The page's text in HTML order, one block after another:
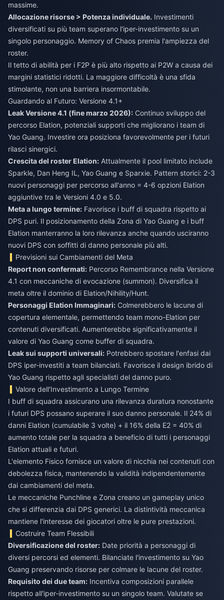
massime.
Allocazione risorse > Potenza individuale. Investimenti
diversificati su più team superano l'iper-investimento su un
singolo personaggio. Memory of Chaos premia l'ampiezza del
roster.
Il tetto di abilità per i F2P è più alto rispetto ai P2W a causa dei
margini statistici ridotti. La maggiore difficoltà è una sfida
stimolante, non una barriera insormontabile.
Guardando al Futuro: Versione 4.1+
Leak Versione 4.1 (fine marzo 2026): Continuo sviluppo del
percorso Elation, potenziali supporti che migliorano i team di
Yao Guang. Investire ora posiziona favorevolmente per i futuri
rilasci sinergici.
Crescita del roster Elation: Attualmente il pool limitato include
Sparkle, Dan Heng IL, Yao Guang e Sparxie. Pattern storici: 2-3
nuovi personaggi per percorso all'anno = 4-6 opzioni Elation
aggiuntive tra le Versioni 4.0 e 5.0.
Meta a lungo termine: Favorisce i buff di squadra rispetto ai
DPS puri. Il posizionamento della Zona di Yao Guang e i buff
Elation manterranno la loro rilevanza anche quando usciranno
nuovi DPS con soffitti di danno personale più alti.
Previsioni sui Cambiamenti del Meta
Report non confermati: Percorso Remembrance nella Versione
4.1 con meccaniche di evocazione (summon). Diversifica il
meta oltre il dominio di Elation/Nihility/Hunt.
Personaggi Elation Immaginari: Colmerebbero le lacune di
copertura elementale, permettendo team mono-Elation per
contenuti diversificati. Aumenterebbe significativamente il
valore di Yao Guang come buffer di squadra.
Leak sui supporti universali: Potrebbero spostare l'enfasi dai
DPS iper-investiti a team bilanciati. Favorisce il design ibrido di
Yao Guang rispetto agli specialisti del danno puro.
Valore dell'Investimento a Lungo Termine
I buff di squadra assicurano una rilevanza duratura nonostante
i futuri DPS possano superare il suo danno personale. Il 24% di
danni Elation (cumulabile 3 volte) + il 16% della E2 = 40% di
aumento totale per la squadra a beneficio di tutti i personaggi
Elation attuali e futuri.
L'elemento Fisico fornisce un valore di nicchia nei contenuti con
debolezza fisica, mantenendo la validità indipendentemente
dai cambiamenti del meta.
Le meccaniche Punchline e Zona creano un gameplay unico
che si differenzia dai DPS generici. La distintività meccanica
mantiene l'interesse dei giocatori oltre le pure prestazioni.
Costruire Team Flessibili
Diversificazione del roster: Date priorità a personaggi di
diversi percorsi ed elementi. Bilanciate l'investimento su Yao
Guang preservando risorse per colmare le lacune del roster.
Requisito dei due team: Incentiva composizioni parallele
rispetto all'iper-investimento su un singolo team. Valutate se